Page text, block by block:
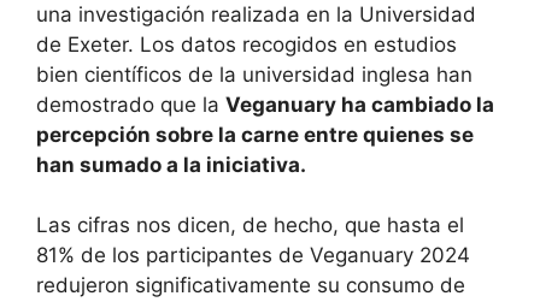
una investigación realizada en la Universidad
de Exeter. Los datos recogidos en estudios
bien científicos de la universidad inglesa han
demostrado que la Veganuary ha cambiado la
percepción sobre la carne entre quienes se
han sumado a la iniciativa.
Las cifras nos dicen, de hecho, que hasta el
81% de los participantes de Veganuary 2024
redujeron significativamente su consumo de